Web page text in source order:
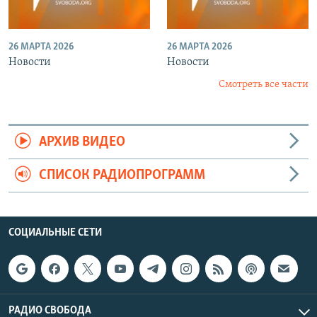
26 МАРТА 2026
Новости
26 МАРТА 2026
Новости
Смотреть все части
АРХИВ ВИДЕО
СПИСОК РАДИОПРОГРАММ
СОЦИАЛЬНЫЕ СЕТИ
РАДИО СВОБОДА